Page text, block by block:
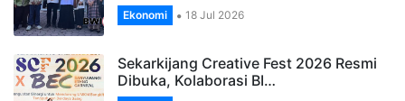
Ekonomi 18 Jul 2026
Sekarkijang Creative Fest 2026 Resmi
Dibuka, Kolaborasi BI…